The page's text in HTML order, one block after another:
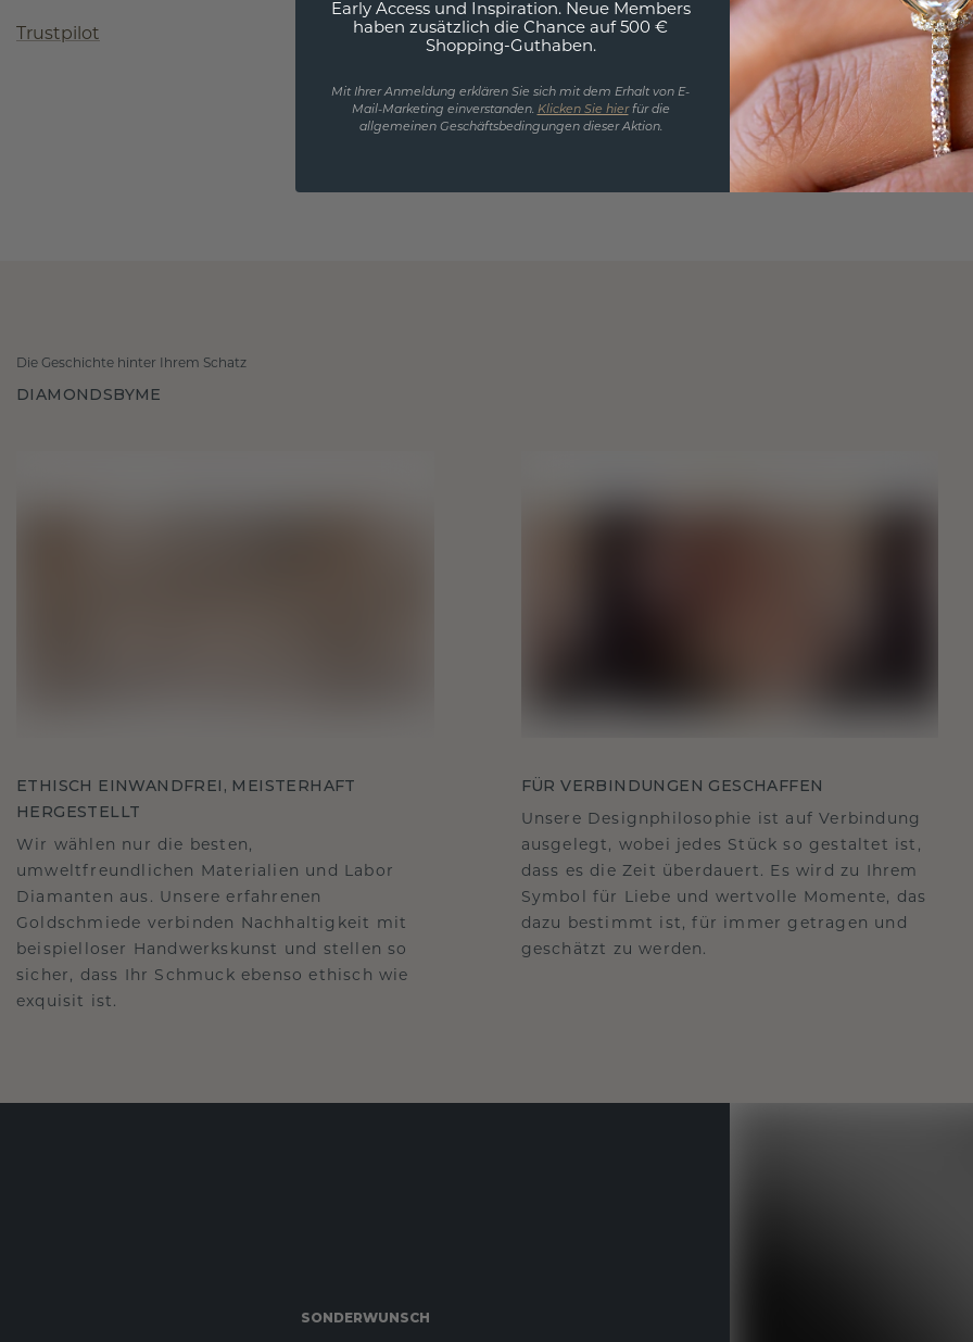
Trustpilot
Die Geschichte hinter Ihrem Schatz
DIAMONDSBYME
ETHISCH EINWANDFREI, MEISTERHAFT
HERGESTELLT
Wir wählen nur die besten,
umweltfreundlichen Materialien und Labor
Diamanten aus. Unsere erfahrenen
Goldschmiede verbinden Nachhaltigkeit mit
beispielloser Handwerkskunst und stellen so
sicher, dass Ihr Schmuck ebenso ethisch wie
exquisit ist.
FÜR VERBINDUNGEN GESCHAFFEN
Unsere Designphilosophie ist auf Verbindung
ausgelegt, wobei jedes Stück so gestaltet ist,
dass es die Zeit überdauert. Es wird zu Ihrem
Symbol für Liebe und wertvolle Momente, das
dazu bestimmt ist, für immer getragen und
geschätzt zu werden.
SONDERWUNSCH
Early Access und Inspiration. Neue Members
haben zusätzlich die Chance auf 500 €
Shopping-Guthaben.
Mit Ihrer Anmeldung erklären Sie sich mit dem Erhalt von E-
Mail-Marketing einverstanden. Klicken Sie hierfür die
allgemeinen Geschäftsbedingungen dieser Aktion.